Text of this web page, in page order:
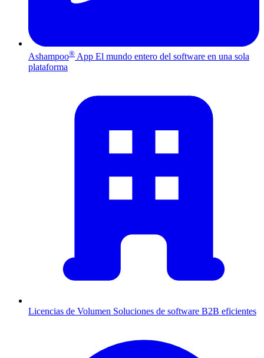
Ashampoo® App El mundo entero del software en una sola
plataforma
Licencias de Volumen Soluciones de software B2B eficientes